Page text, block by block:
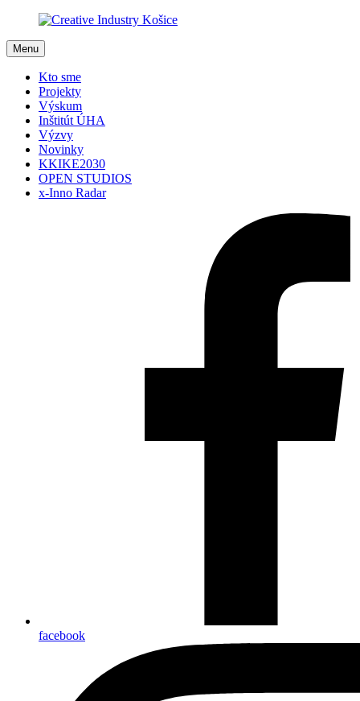
Menu
Kto sme
Projekty
Výskum
Inštitút ÚHA
Výzvy
Novinky
KKIKE2030
OPEN STUDIOS
x-Inno Radar
facebook